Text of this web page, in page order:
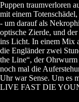
Puppen traumverloren
mit einem
- um darauf als
optische Zierde, und
ins Licht. In einem Mix
die Engländer zwei
the Line“, der
noch mal die
Uhr war Sense. Um es
LIVE FAST DIE